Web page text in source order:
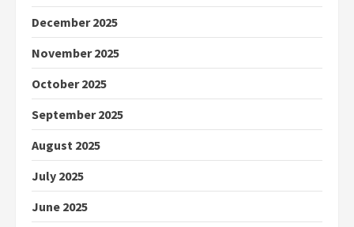
December 2025
November 2025
October 2025
September 2025
August 2025
July 2025
June 2025